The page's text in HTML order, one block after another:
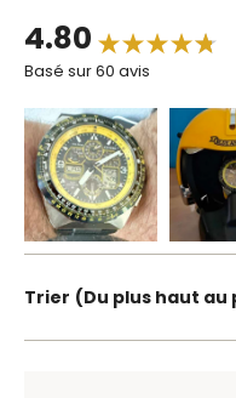
4.80
Basé sur 60 avis
Trier Du plus haut au